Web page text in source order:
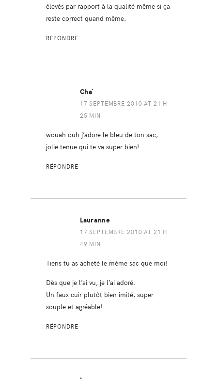
élevés par rapport à la qualité même si ça
reste correct quand même.
RÉPONDRE
Cha'
17 SEPTEMBRE 2010 AT 21 H
25 MIN
wouah ouh j’adore le bleu de ton sac,
jolie tenue qui te va super bien!
RÉPONDRE
Lauranne
17 SEPTEMBRE 2010 AT 21 H
49 MIN
Tiens tu as acheté le même sac que moi!
Dès que je l’ai vu, je l’ai adoré.
Un faux cuir plutôt bien imité, super
souple et agréable!
RÉPONDRE